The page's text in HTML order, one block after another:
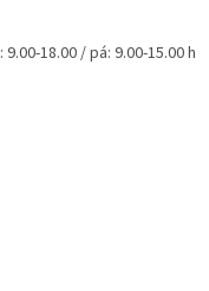
18.00 / pá: 9.00-15.00 h